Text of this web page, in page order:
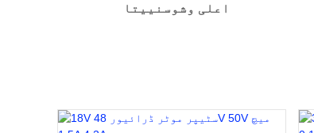
اعلی وشوسنییتا